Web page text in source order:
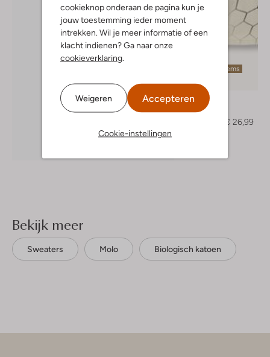
cookieknop onderaan de pagina kun je
jouw toestemming ieder moment
intrekken. Wil je meer informatie of een
klacht indienen? Ga naar onze
cookieverklaring.
Weigeren Accepteren
Cookie-instellingen
Laatste items
-30%
Molo
T-shirt
€ 26,99
Bekijk meer
Sweaters Molo Biologisch katoen